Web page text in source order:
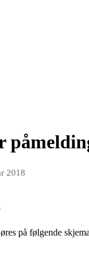
2018
på følgende